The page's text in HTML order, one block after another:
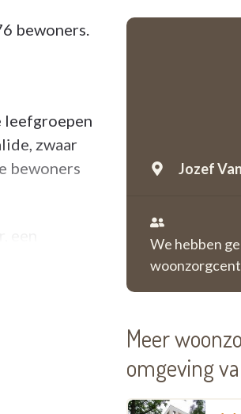
Jozef
We hebben
bewoners.
leefgroepen
zwaar
bewoners
Meer
omgeving